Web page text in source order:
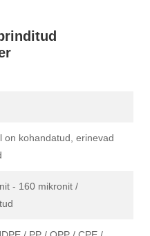
on kohandatud, erinevad
- 160 mikronit /